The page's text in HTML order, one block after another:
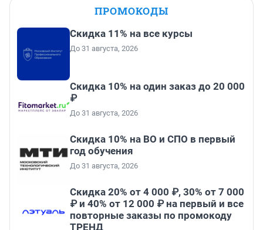
ПРОМОКОДЫ
Скидка 11% на все курсы
До 31 августа, 2026
Скидка 10% на один заказ до 20 000
₽
До 31 августа, 2026
Скидка 10% на ВО и СПО в первый
год обучения
До 31 августа, 2026
Скидка 20% от 4 000 ₽, 30% от 7 000
₽ и 40% от 12 000 ₽ на первый и все
повторные заказы по промокоду
ТРЕНД